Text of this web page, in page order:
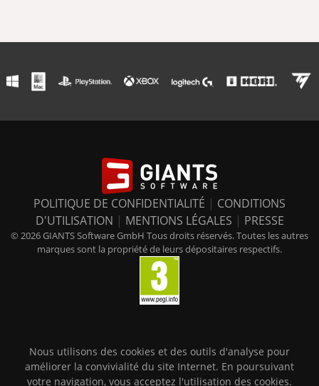
POLITIQUE DE CONFIDENTIALITÉ | CONDITIONS
D'UTILISATION | MENTIONS LÉGALES | PRESSE
© 2026 GIANTS Software GmbH Tous droits réservés. Toutes les autres
marques sont la propriété de leurs dépositaires respectifs.
Nous utilisons des cookies et des outils d'analyse pour
améliorer la convivialité du site Internet. En poursuivant
votre navigation, vous acceptez l'utilisation des cookies.